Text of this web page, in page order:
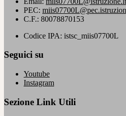
PEC:
C.F.: 80078870153
Codice IPA: istsc_miis07700L
Seguici su
Youtube
Instagram
Sezione Link Utili